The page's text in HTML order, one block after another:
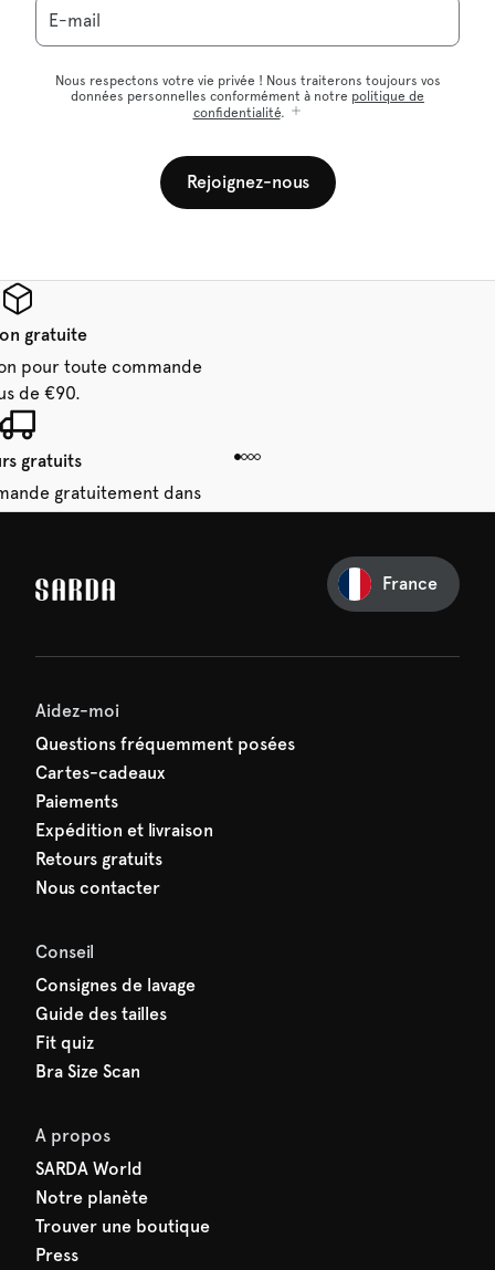
E-mail
Nous respectons votre vie privée ! Nous traiterons toujours vos
données personnelles conformément à notre politique de
confidentialité.
Rejoignez-nous
gratuite
pour toute commande
de €90.
gratuits
gratuitement dans
jours.
commande
France
Aidez-moi
Questions fréquemment posées
Cartes-cadeaux
Paiements
Expédition et livraison
Retours gratuits
Nous contacter
Conseil
Consignes de lavage
Guide des tailles
Fit quiz
Bra Size Scan
A propos
SARDA World
Notre planète
Trouver une boutique
Press